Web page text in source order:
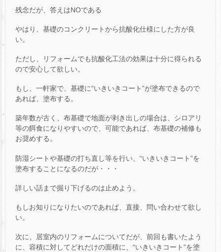
残念だが、答えはNOである
やはり、基礎のコンクリートから抗酸化仕様にした方が良
い。
ただし、リフォームでも抗酸化工法の効果は十分に得られる
ので安心して欲しい。
もし、一軒家で、基礎に“いきいきコート”が塗布できるので
あれば、塗布する。
築年数が古く、布基礎で地面が剥き出しの場合は、シロアリ
等の餌食になりやすいので、可能であれば、布基礎の補修も
お奨めする。
防湿シートや基礎の打ち直し等を行い、“いきいきコート”を
塗布することになるのだが・・・
詳しい話まで掘り下げるのは止めよう。
もしお知りになりたいのであれば、直接、問い合わせて欲し
い。
次に、居室内のリフォームについてだが、前回も書いたよう
に、容積に対してどれだけの面積に、“いきいきコート”を塗